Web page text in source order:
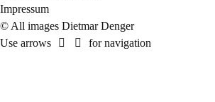
Impressum
© All images Dietmar Denger
Use arrows
for navigation